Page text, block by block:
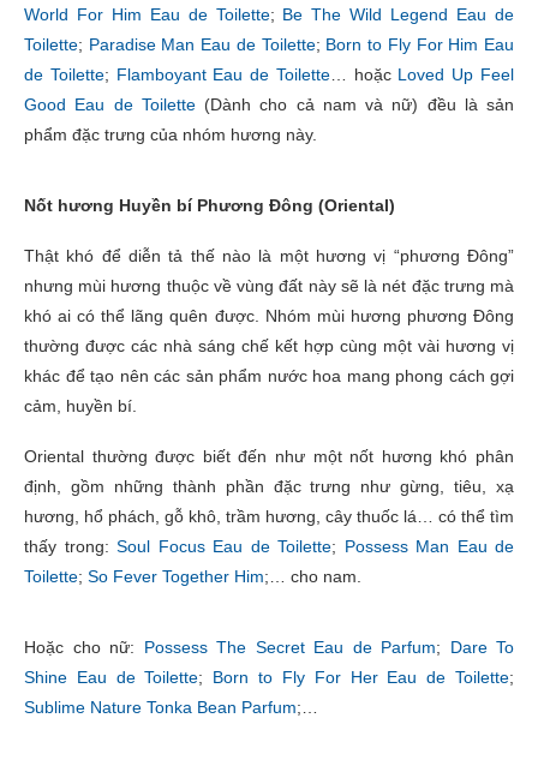
World For Him Eau de Toilette; Be The Wild Legend Eau de
Toilette; Paradise Man Eau de Toilette; Born to Fly For Him Eau
de Toilette; Flamboyant Eau de Toilette… hoặc Loved Up Feel
Good Eau de Toilette(Dành cho cả nam và nữ) đều là sản
phẩm đặc trưng của nhóm hương này.
Nốt hương Huyền bí Phương Đông (Oriental)
Thật khó để diễn tả thế nào là một hương vị “phương Đông”
nhưng mùi hương thuộc về vùng đất này sẽ là nét đặc trưng mà
khó ai có thể lãng quên được. Nhóm mùi hương phương Đông
thường được các nhà sáng chế kết hợp cùng một vài hương vị
khác để tạo nên các sản phẩm nước hoa mang phong cách gợi
cảm, huyền bí.
Oriental thường được biết đến như một nốt hương khó phân
định, gồm những thành phần đặc trưng như gừng, tiêu, xạ
hương, hổ phách, gỗ khô, trầm hương, cây thuốc lá… có thể tìm
thấy trong: Soul Focus Eau de Toilette; Possess Man Eau de
Toilette; So Fever Together Him;… cho nam.
Hoặc cho nữ: Possess The Secret Eau de Parfum; Dare To
Shine Eau de Toilette; Born to Fly For Her Eau de Toilette;
Sublime Nature Tonka Bean Parfum;…